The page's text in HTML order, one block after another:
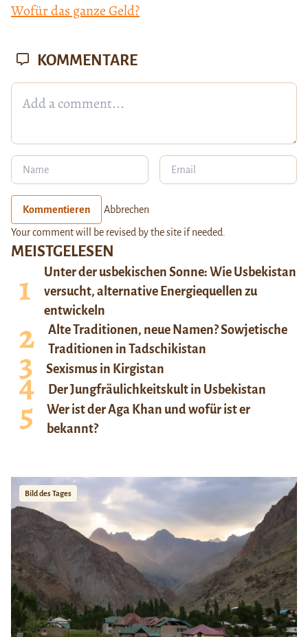
Wofür das ganze Geld?
MEISTGELESEN
Unter der usbekischen Sonne: Wie Usbekistan
versucht, alternative Energiequellen zu
entwickeln
Alte Traditionen, neue Namen? Sowjetische
Traditionen in Tadschikistan
Sexismus in Kirgistan
Der Jungfräulichkeitskult in Usbekistan
Wer ist der Aga Khan und wofür ist er
bekannt?
Bild des Tages
KOMMENTARE
Kommentieren Abbrechen
Your comment will be revised by the site if needed.